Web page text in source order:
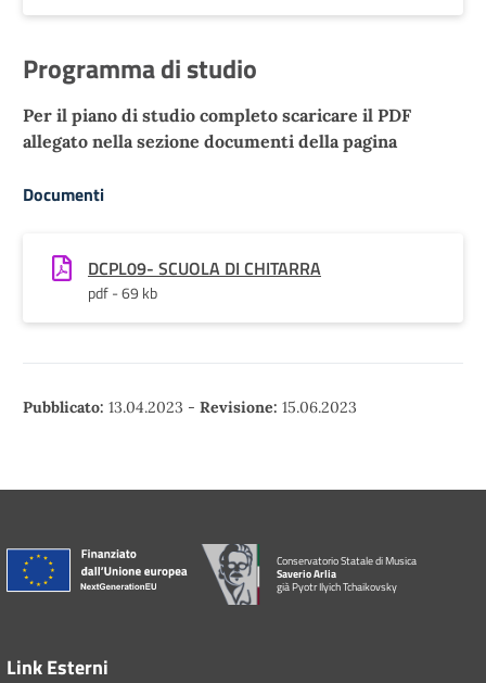
Programma di studio
Per il piano di studio completo scaricare il PDF
allegato nella sezione documenti della pagina
Documenti
DCPL09- SCUOLA DI CHITARRA
pdf - 69 kb
Pubblicato: 13.04.2023 - Revisione: 15.06.2023
Conservatorio Statale di Musica
Saverio Arlia
già Pyotr Ilyich Tchaikovsky
Link Esterni